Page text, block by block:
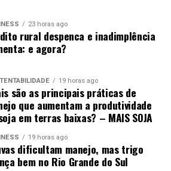
23 horas ago
rural despenca e inadimplência
e agora?
19 horas ago
são as principais práticas de
que aumentam a produtividade
em terras baixas? – MAIS SOJA
19 horas ago
dificultam manejo, mas trigo
bem no Rio Grande do Sul